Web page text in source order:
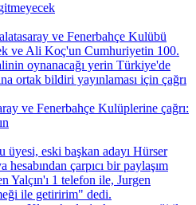
ve Fenerbahçe Kulüplerine çağrı: